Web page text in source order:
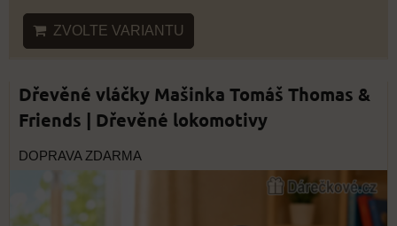
ZVOLTE VARIANTU
Dřevěné vláčky Mašinka Tomáš Thomas &
Friends | Dřevěné lokomotivy
DOPRAVA ZDARMA